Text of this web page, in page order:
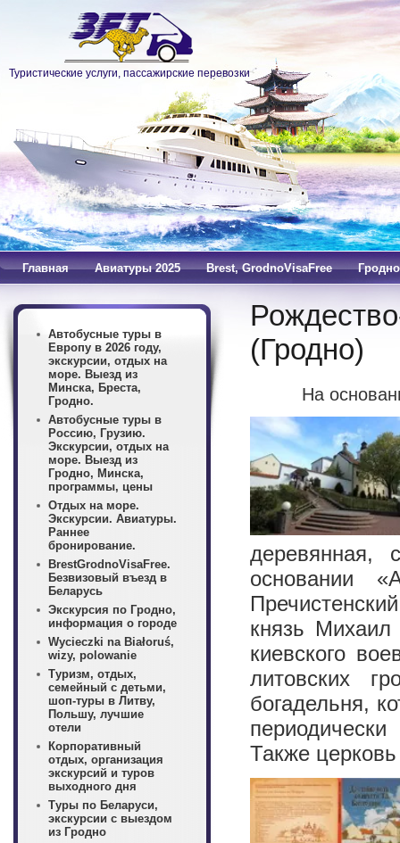
Туристические услуги, пассажирские перевозки
Главная Авиатуры 2025 Brest, GrodnoVisaFree Гродно
Автобусные туры в
Европу в 2026 году,
экскурсии, отдых на
море. Выезд из
Минска, Бреста,
Гродно.
Автобусные туры в
Россию, Грузию.
Экскурсии, отдых на
море. Выезд из
Гродно, Минска,
программы, цены
Отдых на море.
Экскурсии. Авиатуры.
Раннее
бронирование.
BrestGrodnoVisaFree.
Безвизовый въезд в
Беларусь
Экскурсия по Гродно,
информация о городе
Wycieczki na Białoruś,
wizy, polowanie
Туризм, отдых,
семейный с детьми,
шоп-туры в Литву,
Польшу, лучшие
отели
Корпоративный
отдых, организация
экскурсий и туров
выходного дня
Туры по Беларуси,
экскурсии с выездом
из Гродно
(Гродно)
На
основании
князь Михаил
киевского
литовских
богадельня,
Также